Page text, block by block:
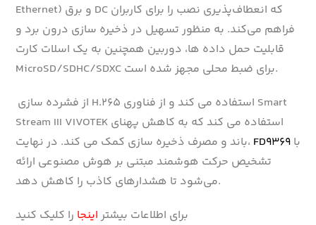
Ethernet) و برق DC که انعطاف‌پذیری نصب را برای کاربران
فراهم می‌کند. به منظور تسهیل در ذخیره سازی درون برد و
قابلیت حمل داده ها، دوربین همچنین به یک اسلات کارت
MicroSD/SDHC/SDXC برای ضبط محلی مجهز شده است.
Stream III VIVOTEK استفاده می کند که به کاهش پهنای
باند و مصرف ذخیره سازی کمک می کند. در نهایت، FD9369
تشخیص حرکت هوشمند مبتنی بر هوش مصنوعی ارائه
می‌شود تا هشدارهای کاذب را کاهش دهد.
برای اطلاعات بیشتر اینجا را کلیک کنید